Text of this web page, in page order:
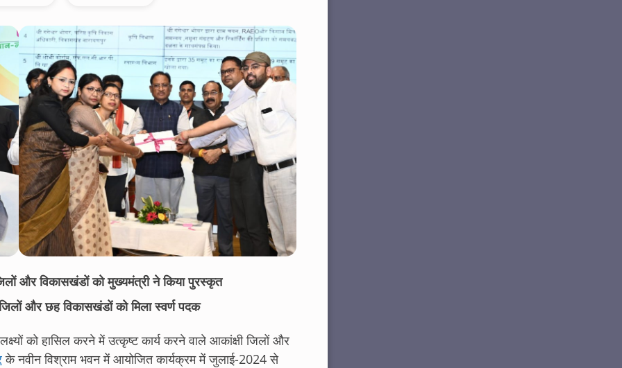
और विकासखंडों को मुख्यमंत्री ने किया पुरस्कृत
और छह विकासखंडों को मिला स्वर्ण पदक
लक्ष्यों को हासिल करने में उत्कृष्ट कार्य करने वाले आकांक्षी जिलों और
के नवीन विश्राम भवन में आयोजित कार्यक्रम में जुलाई-2024 से